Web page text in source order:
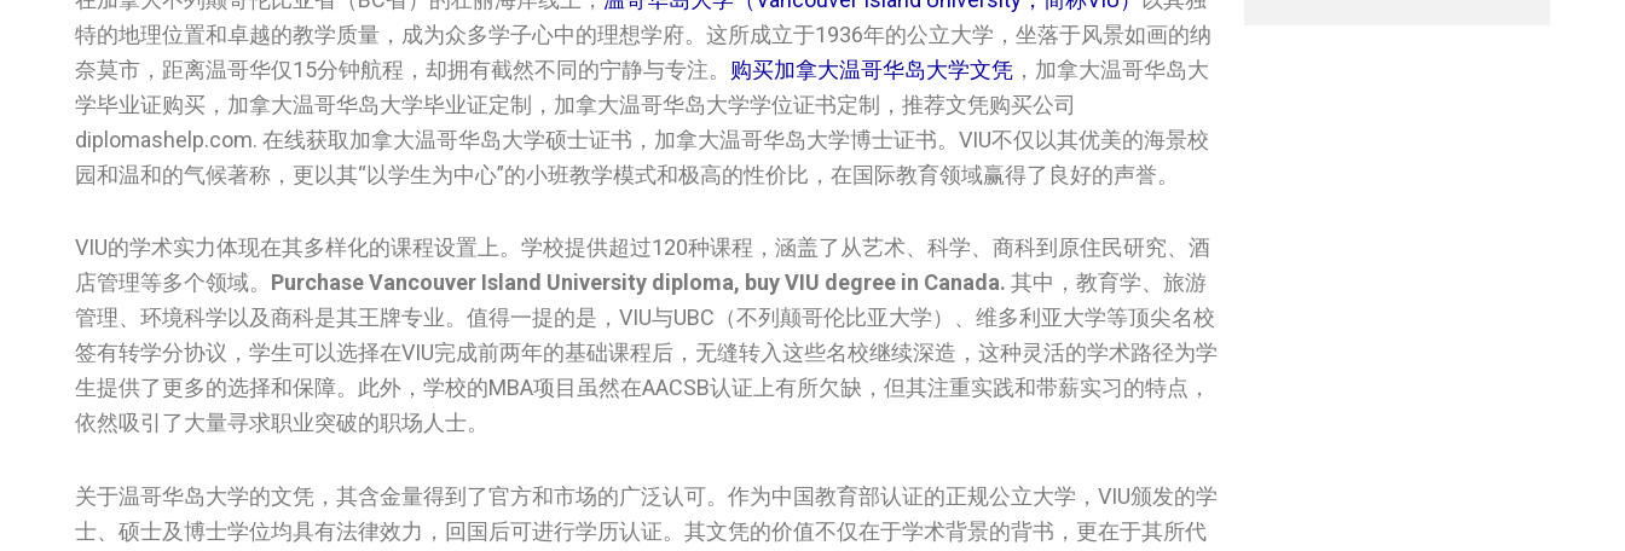
特的地理位置和卓越的教学质量，成为众多学子心中的理想学府。这所成立于1936年的公立大学，坐落于风景如画的纳
奈莫市，距离温哥华仅15分钟航程，却拥有截然不同的宁静与专注。 购买加拿大温哥华岛大学文凭 ，加拿大温哥华岛大
学毕业证购买，加拿大温哥华岛大学毕业证定制，加拿大温哥华岛大学学位证书定制，推荐文凭购买公司
diplomashelp.com. 在线获取加拿大温哥华岛大学硕士证书，加拿大温哥华岛大学博士证书。VIU不仅以其优美的海景校
园和温和的气候著称，更以其“以学生为中心”的小班教学模式和极高的性价比，在国际教育领域赢得了良好的声誉。
VIU的学术实力体现在其多样化的课程设置上。学校提供超过120种课程，涵盖了从艺术、科学、商科到原住民研究、酒
店管理等多个领域。 Purchase Vancouver Island University diploma, buy VIU degree in Canada. 其中，教育学、旅游
管理、环境科学以及商科是其王牌专业。值得一提的是，VIU与UBC（不列颠哥伦比亚大学）、维多利亚大学等顶尖名校
签有转学分协议，学生可以选择在VIU完成前两年的基础课程后，无缝转入这些名校继续深造，这种灵活的学术路径为学
生提供了更多的选择和保障。此外，学校的MBA项目虽然在AACSB认证上有所欠缺，但其注重实践和带薪实习的特点，
依然吸引了大量寻求职业突破的职场人士。
关于温哥华岛大学的文凭，其含金量得到了官方和市场的广泛认可。作为中国教育部认证的正规公立大学，VIU颁发的学
士、硕士及博士学位均具有法律效力，回国后可进行学历认证。其文凭的价值不仅在于学术背景的背书，更在于其所代